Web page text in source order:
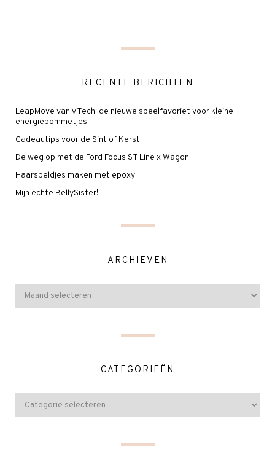
RECENTE BERICHTEN
LeapMove van VTech: de nieuwe speelfavoriet voor kleine
energiebommetjes
Cadeautips voor de Sint of Kerst
De weg op met de Ford Focus ST Line x Wagon
Haarspeldjes maken met epoxy!
Mijn echte BellySister!
ARCHIEVEN
CATEGORIEËN